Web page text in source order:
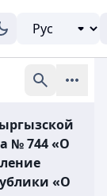
№ 744 «О
«О